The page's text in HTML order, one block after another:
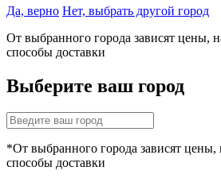
Да, верно Нет, выбрать другой город
От выбранного города зависят цены,
способы доставки
Выберите ваш город
*От выбранного города зависят цены,
способы доставки